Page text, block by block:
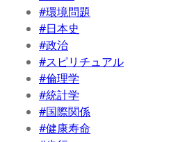
#環境問題
#日本史
#政治
#スピリチュアル
#倫理学
#統計学
#国際関係
#健康寿命